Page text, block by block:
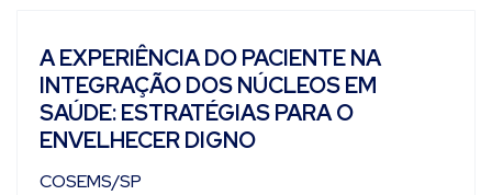
A EXPERIÊNCIA DO PACIENTE NA
INTEGRAÇÃO DOS NÚCLEOS EM
SAÚDE: ESTRATÉGIAS PARA O
ENVELHECER DIGNO
COSEMS/SP